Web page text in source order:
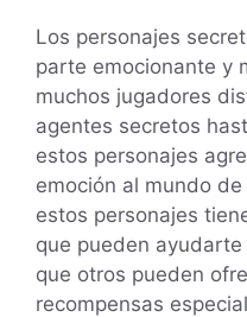
Los personajes
parte emocionante y
muchos jugadores
agentes secretos
estos personajes
emoción al mundo
estos personajes
que pueden
que otros pueden
recompensas